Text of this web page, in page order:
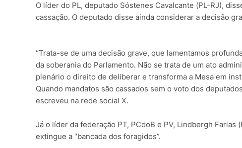
O líder do PL, deputado Sóstenes Cavalcante (PL-RJ),
cassação. O deputado disse ainda considerar a decisão
“Trata-se de uma decisão grave, que lamentamos
da soberania do Parlamento. Não se trata de um ato
plenário o direito de deliberar e transforma a Mesa em
Quando mandatos são cassados sem o voto dos
escreveu na rede social X.
Já o líder da federação PT, PCdoB e PV, Lindbergh
extingue a “bancada dos foragidos”.